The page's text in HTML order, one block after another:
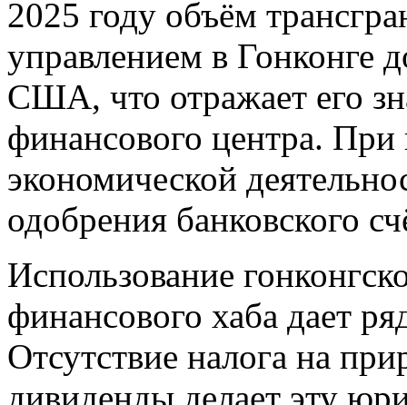
2025 году объём
управлением в Гонконге
США, что отражает его
финансового центра.
экономической
одобрения банковского
Использование
финансового хаба дает
Отсутствие налога на
дивиденды делает эту